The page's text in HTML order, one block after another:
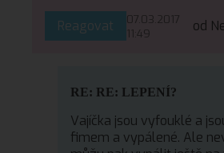
Reagovat
07.03.2017
11:49
od
RE: RE: LEPENÍ?
Vajíčka jsou vyfouklé a
fimem a vypálené. Ale